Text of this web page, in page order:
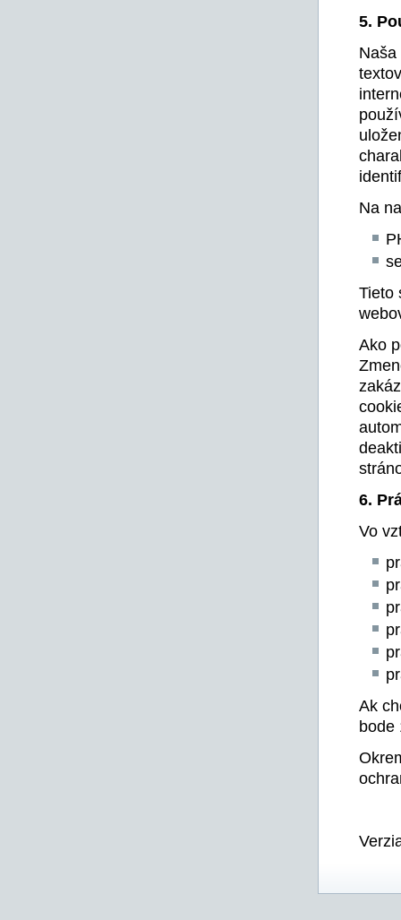
5.
Na
Tieto
Ako
6.
Vo
Ak
bode